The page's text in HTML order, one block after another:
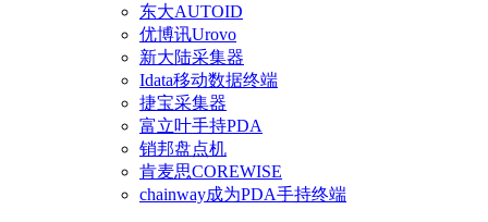
东大AUTOID
优博讯Urovo
新大陆采集器
Idata移动数据终端
捷宝采集器
富立叶手持PDA
销邦盘点机
肯麦思COREWISE
chainway成为PDA手持终端